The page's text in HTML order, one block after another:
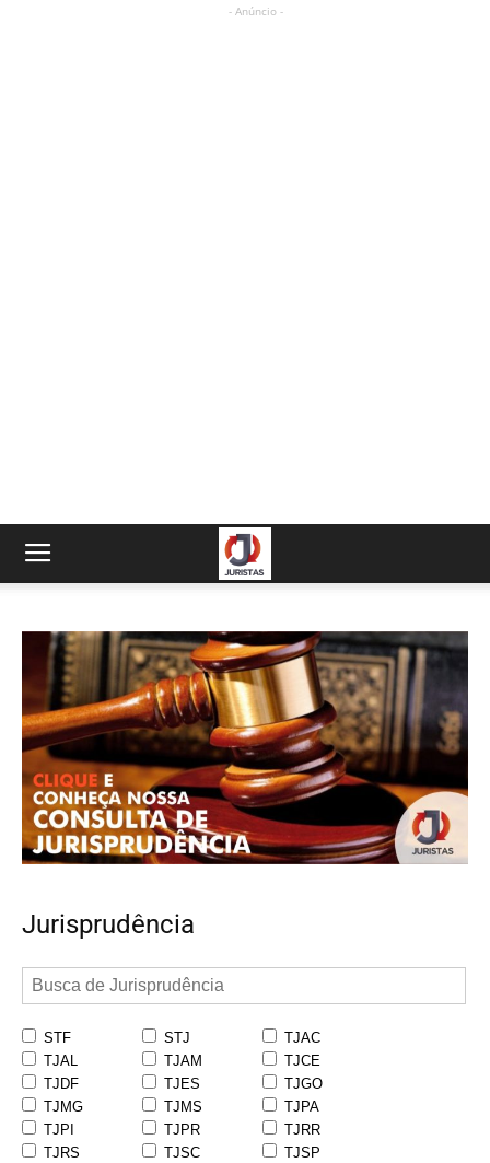
- Anúncio -
Jurisprudência
STF STJ
TJAC
TJAL
TJAM
TJCE
TJDF
TJES
TJGO
TJMG
TJMS
TJPA
TJPI
TJPR
TJRR
TJRS
TJSC
TJSP